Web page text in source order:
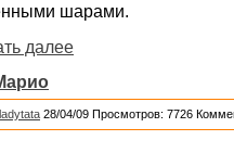
шарами.
далее
ladytata 28/04/09 Просмотров: 7726